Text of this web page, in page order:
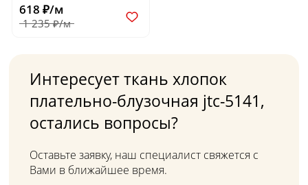
618 ₽/м
1 235 ₽/м
Интересует ткань хлопок
плательно-блузочная jtc-5141,
остались вопросы?
Оставьте заявку, наш специалист свяжется с
Вами в ближайшее время.